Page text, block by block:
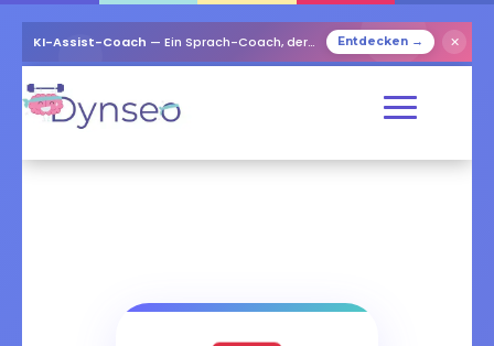
KI-Assist-Coach — Ein Sprach-Coach, der mit Ihren Lieben spielt Entdecken → ✕